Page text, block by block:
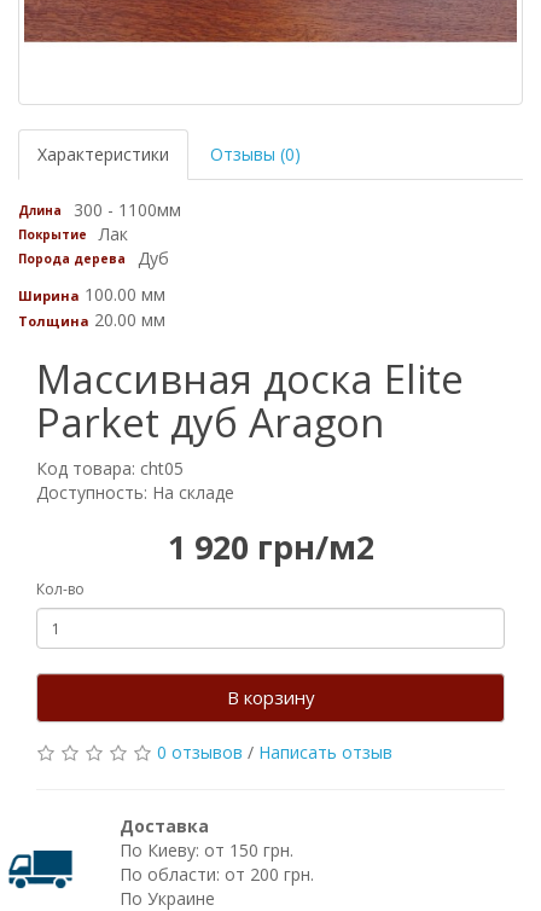
Характеристики Отзывы (0)
Длина 300 - 1100мм
Покрытие Лак
Порода дерева Дуб
Ширина 100.00 мм
Толщина 20.00 мм
Массивная доска Elite
Parket дуб Aragon
Код товара: cht05
Доступность: На складе
1 920 грн/м2
Кол-во
В корзину
0 отзывов / Написать отзыв
Доставка
По Киеву: от 150 грн.
По области: от 200 грн.
По Украине